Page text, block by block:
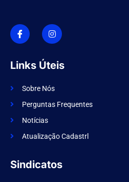
I
c
o
n
f
a
e
o
k
I
n
s
t
g
r
m
Links Úteis
Sobre Nós
Perguntas Frequentes
Notícias
Atualização Cadastrl
Sindicatos